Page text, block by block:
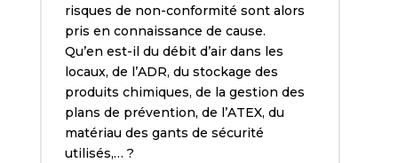
risques de non-conformité sont alors
pris en connaissance de cause.
Qu’en est-il du débit d’air dans les
locaux, de l’ADR, du stockage des
produits chimiques, de la gestion des
plans de prévention, de l’ATEX, du
matériau des gants de sécurité
utilisés,… ?